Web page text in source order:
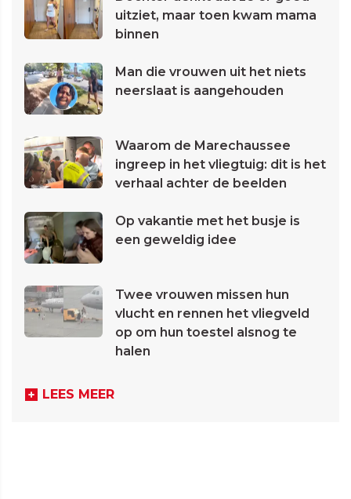
uitziet, maar toen kwam mama
binnen
Man die vrouwen uit het niets
neerslaat is aangehouden
Waarom de Marechaussee
ingreep in het vliegtuig: dit is het
verhaal achter de beelden
Op vakantie met het busje is
een geweldig idee
Twee vrouwen missen hun
vlucht en rennen het vliegveld
op om hun toestel alsnog te
halen
LEES MEER